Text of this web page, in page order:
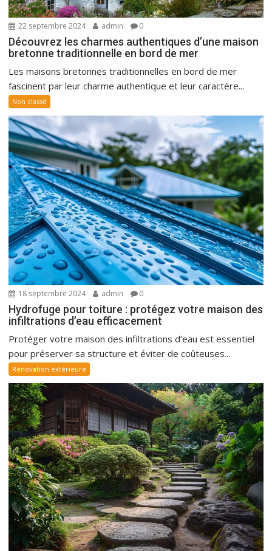
22 septembre 2024 admin 0
Découvrez les charmes authentiques d’une maison
bretonne traditionnelle en bord de mer
Les maisons bretonnes traditionnelles en bord de mer
fascinent par leur charme authentique et leur caractère...
Non classé
18 septembre 2024 admin 0
Hydrofuge pour toiture : protégez votre maison des
infiltrations d’eau efficacement
Protéger votre maison des infiltrations d’eau est essentiel
pour préserver sa structure et éviter de coûteuses...
Rénovation extérieure